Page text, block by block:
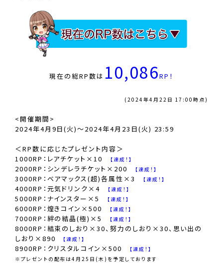
現在の総RP数は 10,086RP！
(2024年4月22日 17:00時点)
<開催期間>
2024年4月9日(火)〜2024年4月23日(火) 23:59
＜RP数に応じたプレゼント内容＞
1000RP：レアチケット×10
【達成！】
2000RP：シンデレラチケット×200 【達成！】
3000RP：ベアマックス(超)各属性×3 【達成！】
4000RP：元気ドリンク×4 【達成！】
5000RP：ナインスター×5 【達成！】
6000RP：煌きコイン×500 【達成！】
7000RP：絆の結晶(極)×5 【達成！】
8000RP：結束のしおり×30、努力のしおり×30、思い出の
しおり×890
【達成！】
8900RP：クリスタルコイン×500
【達成！】
※プレゼントの配布は4月25日(木)を予定しております